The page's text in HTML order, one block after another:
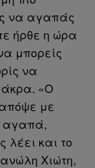
να αγαπάς
ήρθε η ώρα
μπορείς
να
άκρα. «Ο
με
αγαπά,
λέει και το
Χιώτη,